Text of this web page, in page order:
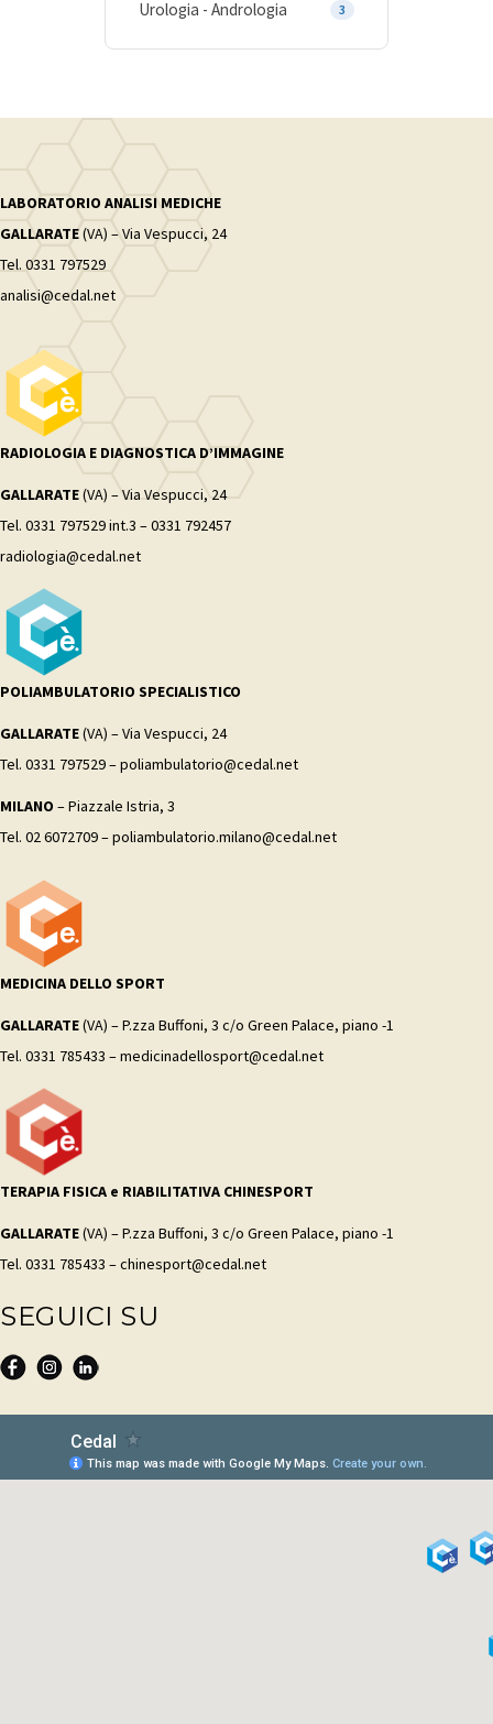
Urologia - Andrologia 3
LABORATORIO ANALISI MEDICHE
GALLARATE(VA) – Via Vespucci, 24
Tel. 0331 797529
analisi@cedal.net
RADIOLOGIA E DIAGNOSTICA D’IMMAGINE
GALLARATE(VA) – Via Vespucci, 24
Tel. 0331 797529 int.3 – 0331 792457
radiologia@cedal.net
POLIAMBULATORIO SPECIALISTICO
GALLARATE(VA) – Via Vespucci, 24
Tel. 0331 797529 – poliambulatorio@cedal.net
MILANO – Piazzale Istria, 3
Tel. 02 6072709 – poliambulatorio.milano@cedal.net
MEDICINA DELLO SPORT
GALLARATE(VA) – P.zza Buffoni, 3 c/o Green Palace, piano -1
Tel. 0331 785433 – medicinadellosport@cedal.net
TERAPIA FISICA e RIABILITATIVA CHINESPORT
GALLARATE(VA) – P.zza Buffoni, 3 c/o Green Palace, piano -1
Tel. 0331 785433 – chinesport@cedal.net
SEGUICI SU